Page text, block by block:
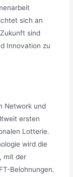
sich an
sind
Innovation zu
Network und
ersten
Lotterie.
wird die
mit der
Belohnungen.